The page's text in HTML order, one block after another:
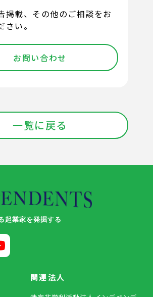
掲載、その他のご相談をお
さい。
お問い合わせ
一覧に戻る
起業家を発掘する
関連法人